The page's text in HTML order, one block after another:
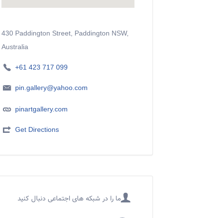
430 Paddington Street, Paddington NSW,
Australia
+61 423 717 099
pin.gallery@yahoo.com
pinartgallery.com
Get Directions
ما را در شبکه های اجتماعی دنبال کنید